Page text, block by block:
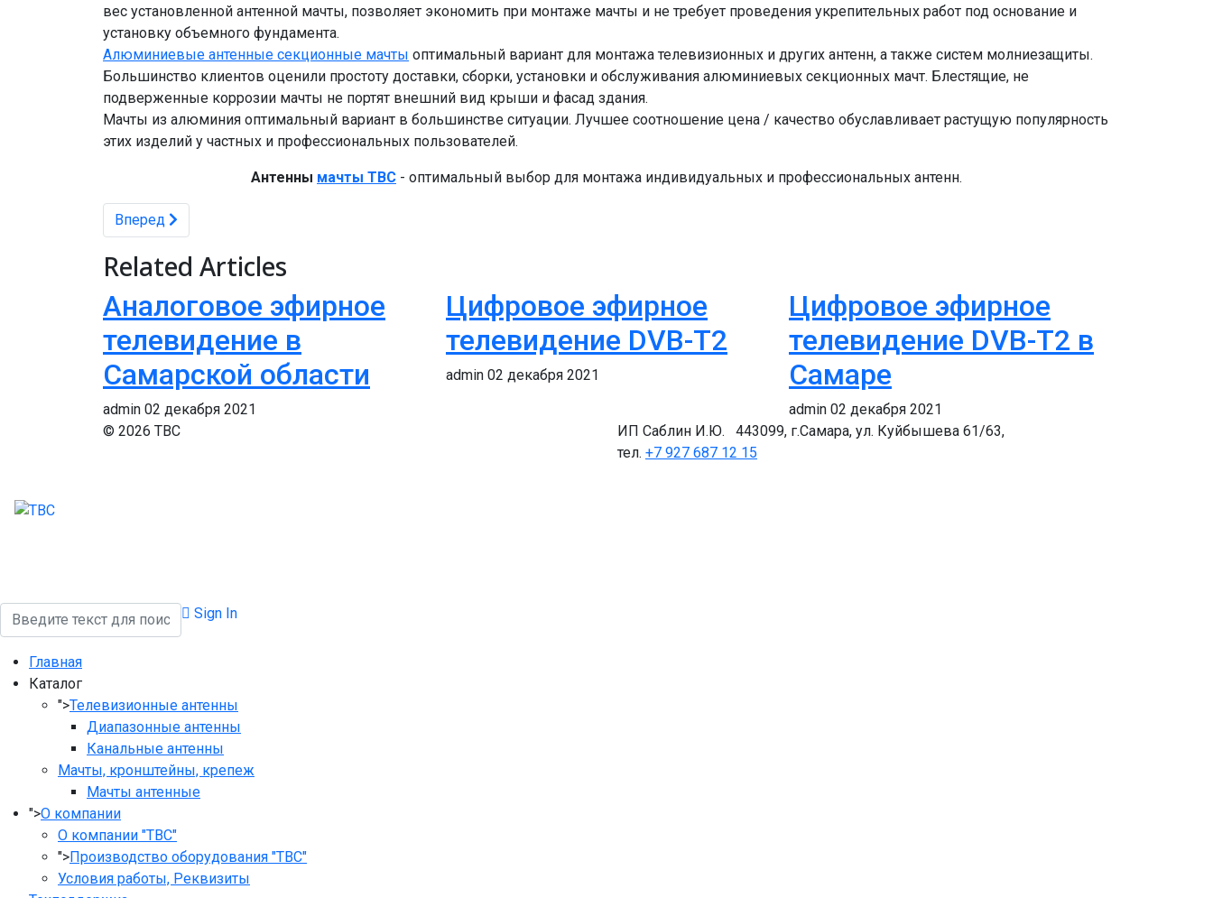
вес установленной антенной мачты, позволяет экономить при монтаже мачты и не требует проведения укрепительных работ под основание и
установку объемного фундамента.
Алюминиевые антенные секционные мачты оптимальный вариант для монтажа телевизионных и других антенн, а также систем молниезащиты.
Большинство клиентов оценили простоту доставки, сборки, установки и обслуживания алюминиевых секционных мачт. Блестящие, не
подверженные коррозии мачты не портят внешний вид крыши и фасад здания.
Мачты из алюминия оптимальный вариант в большинстве ситуации. Лучшее соотношение цена / качество обуславливает растущую популярность
этих изделий у частных и профессиональных пользователей.
Антенны мачты ТВС - оптимальный выбор для монтажа индивидуальных и профессиональных антенн.
Следующий: Аналоговое эфирное телевидение в Самарской области
Вперед
Related Articles
Аналоговое эфирное
телевидение в
Самарской области
admin 02 декабря 2021
Цифровое эфирное
телевидение DVB-T2
admin 02 декабря 2021
Цифровое эфирное
телевидение DVB-T2 в
Самаре
admin 02 декабря 2021
© 2026 ТВС
ИП Саблин И.Ю. 443099, г.Самара, ул. Куйбышева 61/63,
тел. +7 927 687 12 15
Поиск Sign In
Главная
Каталог
">Телевизионные антенны
Диапазонные антенны
Канальные антенны
Мачты, кронштейны, крепеж
Мачты антенные
">О компании
О компании "ТВС"
">Производство оборудования "ТВС"
Условия работы, Реквизиты